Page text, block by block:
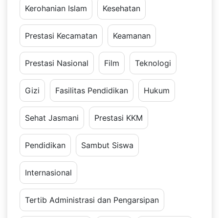
Kerohanian Islam Kesehatan
Prestasi Kecamatan Keamanan
Prestasi Nasional Film Teknologi
Gizi Fasilitas Pendidikan Hukum
Sehat Jasmani Prestasi KKM
Pendidikan Sambut Siswa
Internasional
Tertib Administrasi dan Pengarsipan